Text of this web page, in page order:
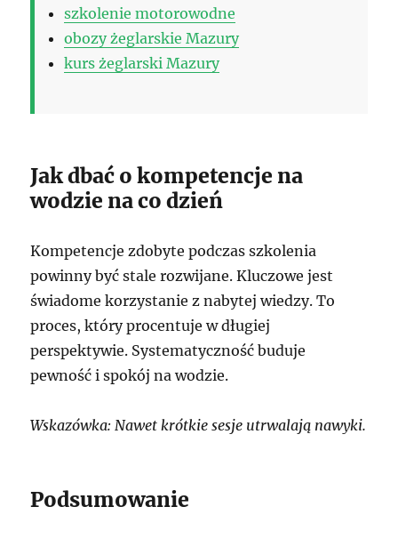
szkolenie motorowodne
obozy żeglarskie Mazury
kurs żeglarski Mazury
Jak dbać o kompetencje na
wodzie na co dzień
Kompetencje zdobyte podczas szkolenia
powinny być stale rozwijane. Kluczowe jest
świadome korzystanie z nabytej wiedzy. To
proces, który procentuje w długiej
perspektywie. Systematyczność buduje
pewność i spokój na wodzie.
Wskazówka: Nawet krótkie sesje utrwalają nawyki.
Podsumowanie